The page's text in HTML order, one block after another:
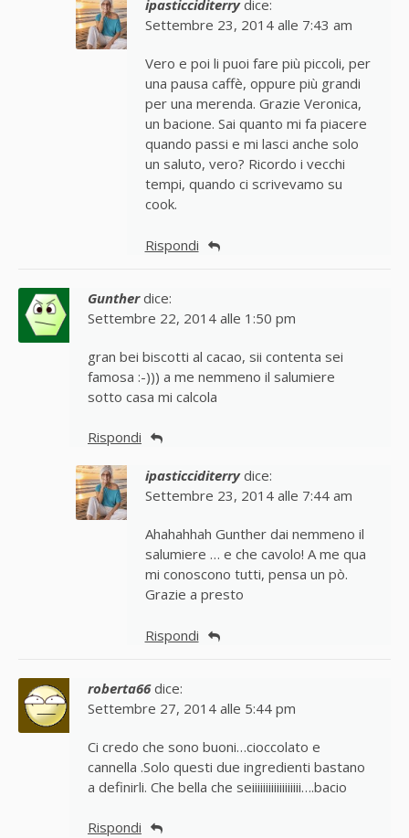
ipasticciditerry dice:
Settembre 23, 2014 alle 7:43 am
Vero e poi li puoi fare più piccoli, per
una pausa caffè, oppure più grandi
per una merenda. Grazie Veronica,
un bacione. Sai quanto mi fa piacere
quando passi e mi lasci anche solo
un saluto, vero? Ricordo i vecchi
tempi, quando ci scrivevamo su
cook.
Rispondi
Gunther dice:
Settembre 22, 2014 alle 1:50 pm
gran bei biscotti al cacao, sii contenta sei
famosa :-))) a me nemmeno il salumiere
sotto casa mi calcola
Rispondi
ipasticciditerry dice:
Settembre 23, 2014 alle 7:44 am
Ahahahhah Gunther dai nemmeno il
salumiere … e che cavolo! A me qua
mi conoscono tutti, pensa un pò.
Grazie a presto
Rispondi
roberta66 dice:
Settembre 27, 2014 alle 5:44 pm
Ci credo che sono buoni…cioccolato e
cannella .Solo questi due ingredienti bastano
a definirli. Che bella che seiiiiiiiiiiiiiiiiii….bacio
Rispondi